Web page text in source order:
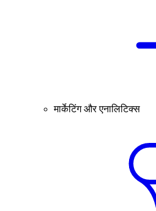
मार्केटिंग और एनालिटिक्स